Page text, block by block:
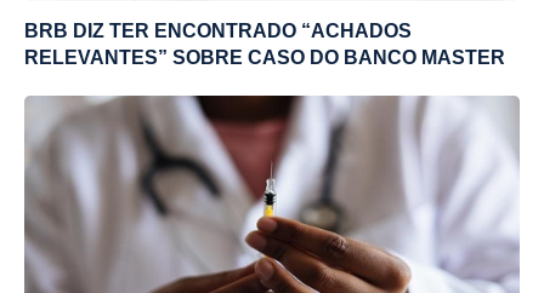
BRB DIZ TER ENCONTRADO “ACHADOS
RELEVANTES” SOBRE CASO DO BANCO MASTER